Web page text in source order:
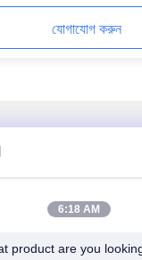
যোগাযোগ করুন
এবং আরও অনেক কিছু পেতে
6:18 AM
product are you